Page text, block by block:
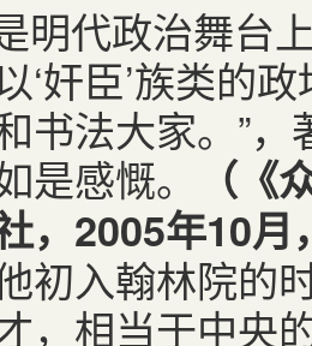
明代政治舞台
‘奸臣’族类的
书法大家。”
是感慨。
（
，2005年10月
初入翰林院的
，相当于中央